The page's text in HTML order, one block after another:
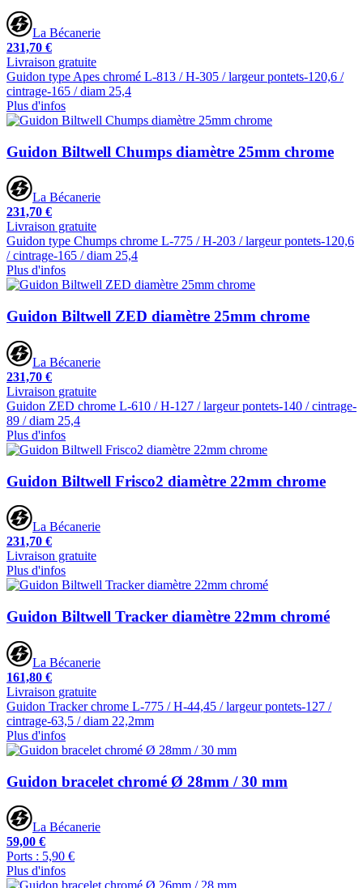
La Bécanerie
231,70 €
Livraison gratuite
Guidon type Apes chromé L-813 / H-305 / largeur pontets-120,6 /
cintrage-165 / diam 25,4
Plus d'infos
Guidon Biltwell Chumps diamètre 25mm chrome
La Bécanerie
231,70 €
Livraison gratuite
Guidon type Chumps chrome L-775 / H-203 / largeur pontets-120,6
/ cintrage-165 / diam 25,4
Plus d'infos
Guidon Biltwell ZED diamètre 25mm chrome
La Bécanerie
231,70 €
Livraison gratuite
Guidon ZED chrome L-610 / H-127 / largeur pontets-140 / cintrage-
89 / diam 25,4
Plus d'infos
Guidon Biltwell Frisco2 diamètre 22mm chrome
La Bécanerie
231,70 €
Livraison gratuite
Plus d'infos
Guidon Biltwell Tracker diamètre 22mm chromé
La Bécanerie
161,80 €
Livraison gratuite
Guidon Tracker chrome L-775 / H-44,45 / largeur pontets-127 /
cintrage-63,5 / diam 22,2mm
Plus d'infos
Guidon bracelet chromé Ø 28mm / 30 mm
La Bécanerie
59,00 €
Ports : 5,90 €
Plus d'infos